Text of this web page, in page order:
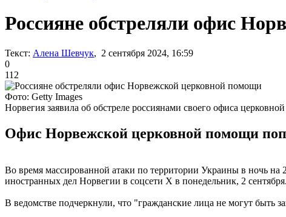
Россияне обстреляли офис
Текст: Алена Шевчук, 2 сентября 2024, 16:59
0
112
Фото: Getty Images
Норвегия заявила об обстреле россиянами своего офиса
Офис Норвежской церковной помощи
Во время массированной атаки по территории Украины в ночь
иностранных дел Норвегии в соцсети X в понедельник, 2 сентября.
В ведомстве подчеркнули, что "гражданские лица не могут